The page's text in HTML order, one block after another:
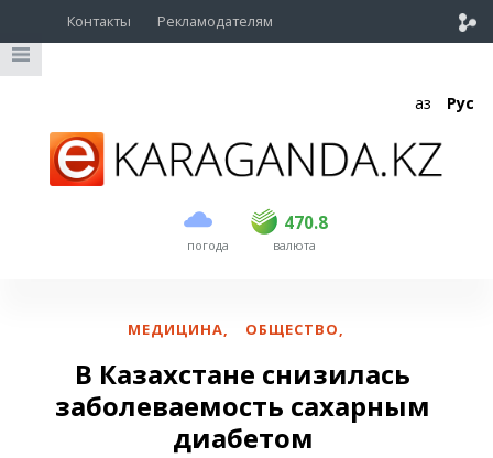
Контакты Рекламодателям
Қаз Рус
погода
470.8
USD 468.5 470.8
EUR валюта
МЕДИЦИНА, ОБЩЕСТВО,
В Казахстане снизилась
заболеваемость сахарным
диабетом